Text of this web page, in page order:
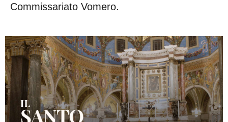
Commissariato Vomero.